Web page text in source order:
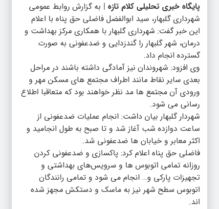
پایگاه خبری تحلیلی کلام تازه | به گزارش روابط عمومی
شهرداری گلبهار، سید ابوالفضل فاضلی حق پناه با اعلام
این خبر گفت: شهرداری گلبهار با همکاری مرکز بهداشت و
درمان، شهر گلبهار را گندزدایی و ضدعفونی به صورت
گسترده انجام داد.
وی افزود: شهروندان نیز آمادگی داشته باشند در مراحل
بعدی سایر نقاط مانند اطراف مجتمع های مسکن مهر و
ورودی آن مجتمع ها مد نظر خواهند بود که متعاقبا اطلاع
رسانی می شود.
شهردار گلبهار بیان داشت: انجام عملیات ضدعفونی از
ساعت دوازده شب آغاز شد و تا صبح به طول انجامید و
اکثر معابر و خیابان ها ضدعفونی شد.
فاضلی حق پناه اعلام کرد: پاکسازی و ضدعفونی کردن
روزانه تمامی اتوبوس ها و سرویس‌های بهداشتی و
تجهیزات پارکی و… انجام می شود و تمامی رانندگان
اتوبوس سطح شهر نیز به ماسک و دستکش مجهز شده
اند.